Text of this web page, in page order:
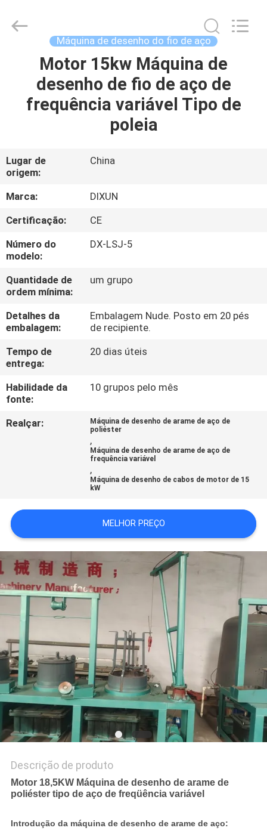
CASA
PRODUTOS
DE
VR
SOBRE
NÓS
EXCURSÃO
DA
FÁBRICA
CONTROLE
QUALIDADE
CONTACTE-
UMAS
CITAÇÕES
MAPA
DO
SITE
PRIVACY
POLICY
Mesh
Products
Máquina de desenho do fio de aço
Motor 15kw Máquina de
desenho de fio de aço de
frequência variável Tipo de
poleia
Lugar de
origem:
China
Marca:
DIXUN
Certificação:
CE
Número do
modelo:
DX-LSJ-5
Quantidade de
ordem mínima:
um grupo
Detalhes da
embalagem:
Embalagem Nude. Posto em 20 pés
de recipiente.
Tempo de
entrega:
20 dias úteis
Habilidade da
fonte:
10 grupos pelo mês
Realçar:
Máquina de desenho de arame de aço de
poliéster
,
Máquina de desenho de arame de aço de
frequência variável
,
Máquina de desenho de cabos de motor de 15
kW
MELHOR PREÇO
Descrição de produto
Motor 18,5KW Máquina de desenho de arame de
poliéster tipo de aço de freqüência variável
Introdução da máquina de desenho de arame de aço: